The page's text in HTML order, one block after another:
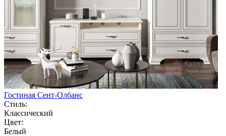
Гостиная Сент-Олбанс
Стиль:
Классический
Цвет:
Белый